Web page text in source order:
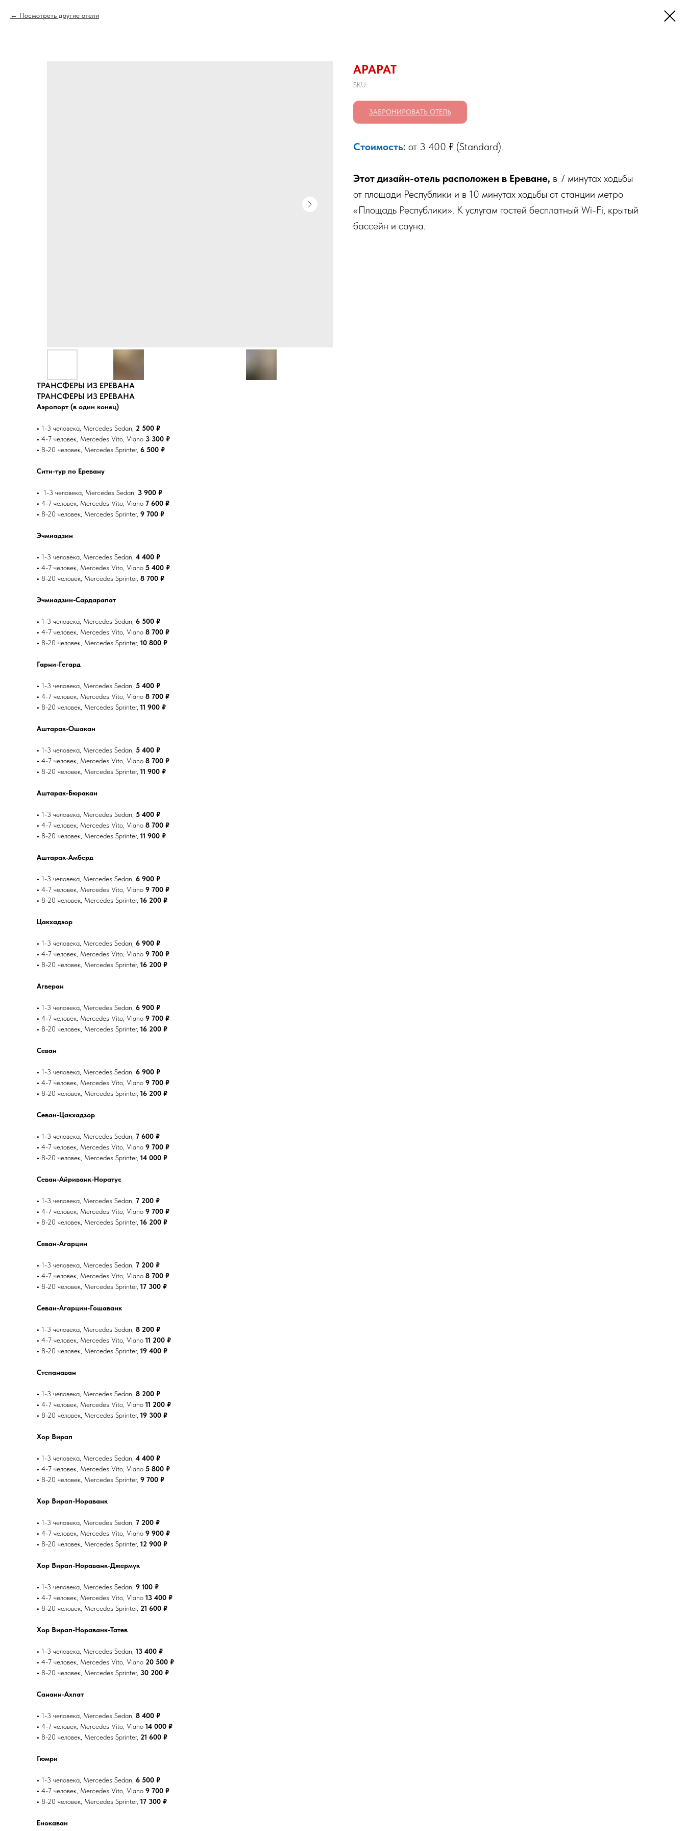
Посмотреть другие отели
АРАРАТ
SKU:
ЗАБРОНИРОВАТЬ ОТЕЛЬ
Стоимость: от 3 400 ₽ (Standard).
Этот дизайн-отель расположен в Ереване, в 7 минутах ходьбы
от площади Республики и в 10 минутах ходьбы от станции метро
«Площадь Республики». К услугам гостей бесплатный Wi-Fi, крытый
бассейн и сауна.
ТРАНСФЕРЫ ИЗ ЕРЕВАНА
ТРАНСФЕРЫ ИЗ ЕРЕВАНА
Аэропорт (в один конец)
• 1-3 человека, Mercedes Sedan, 2 500 ₽
• 4-7 человек, Mercedes Vito, Viano 3 300 ₽
• 8-20 человек, Mercedes Sprinter, 6 500 ₽
Сити-тур по Еревану
• 1-3 человека, Mercedes Sedan, 3 900 ₽
• 4-7 человек, Mercedes Vito, Viano 7 600 ₽
• 8-20 человек, Mercedes Sprinter, 9 700 ₽
Эчмиадзин
• 1-3 человека, Mercedes Sedan, 4 400 ₽
• 4-7 человек, Mercedes Vito, Viano 5 400 ₽
• 8-20 человек, Mercedes Sprinter, 8 700 ₽
Эчмиадзин-Сардарапат
• 1-3 человека, Mercedes Sedan, 6 500 ₽
• 4-7 человек, Mercedes Vito, Viano 8 700 ₽
• 8-20 человек, Mercedes Sprinter, 10 800 ₽
Гарни-Гегард
• 1-3 человека, Mercedes Sedan, 5 400 ₽
• 4-7 человек, Mercedes Vito, Viano 8 700 ₽
• 8-20 человек, Mercedes Sprinter, 11 900 ₽
Аштарак-Ошакан
• 1-3 человека, Mercedes Sedan, 5 400 ₽
• 4-7 человек, Mercedes Vito, Viano 8 700 ₽
• 8-20 человек, Mercedes Sprinter, 11 900 ₽
Аштарак-Бюракан
• 1-3 человека, Mercedes Sedan, 5 400 ₽
• 4-7 человек, Mercedes Vito, Viano 8 700 ₽
• 8-20 человек, Mercedes Sprinter, 11 900 ₽
Аштарак-Амберд
• 1-3 человека, Mercedes Sedan, 6 900 ₽
• 4-7 человек, Mercedes Vito, Viano 9 700 ₽
• 8-20 человек, Mercedes Sprinter, 16 200 ₽
Цакхадзор
• 1-3 человека, Mercedes Sedan, 6 900 ₽
• 4-7 человек, Mercedes Vito, Viano 9 700 ₽
• 8-20 человек, Mercedes Sprinter, 16 200 ₽
Агверан
• 1-3 человека, Mercedes Sedan, 6 900 ₽
• 4-7 человек, Mercedes Vito, Viano 9 700 ₽
• 8-20 человек, Mercedes Sprinter, 16 200 ₽
Севан
• 1-3 человека, Mercedes Sedan, 6 900 ₽
• 4-7 человек, Mercedes Vito, Viano 9 700 ₽
• 8-20 человек, Mercedes Sprinter, 16 200 ₽
Севан-Цакхадзор
• 1-3 человека, Mercedes Sedan, 7 600 ₽
• 4-7 человек, Mercedes Vito, Viano 9 700 ₽
• 8-20 человек, Mercedes Sprinter, 14 000 ₽
Севан-Айриванк-Норатус
• 1-3 человека, Mercedes Sedan, 7 200 ₽
• 4-7 человек, Mercedes Vito, Viano 9 700 ₽
• 8-20 человек, Mercedes Sprinter, 16 200 ₽
Севан-Агарцин
• 1-3 человека, Mercedes Sedan, 7 200 ₽
• 4-7 человек, Mercedes Vito, Viano 8 700 ₽
• 8-20 человек, Mercedes Sprinter, 17 300 ₽
Севан-Агарцин-Гошаванк
• 1-3 человека, Mercedes Sedan, 8 200 ₽
• 4-7 человек, Mercedes Vito, Viano 11 200 ₽
• 8-20 человек, Mercedes Sprinter, 19 400 ₽
Степанаван
• 1-3 человека, Mercedes Sedan, 8 200 ₽
• 4-7 человек, Mercedes Vito, Viano 11 200 ₽
• 8-20 человек, Mercedes Sprinter, 19 300 ₽
Хор Вирап
• 1-3 человека, Mercedes Sedan, 4 400 ₽
• 4-7 человек, Mercedes Vito, Viano 5 800 ₽
• 8-20 человек, Mercedes Sprinter, 9 700 ₽
Хор Вирап-Нораванк
• 1-3 человека, Mercedes Sedan, 7 200 ₽
• 4-7 человек, Mercedes Vito, Viano 9 900 ₽
• 8-20 человек, Mercedes Sprinter, 12 900 ₽
Хор Вирап-Нораванк-Джермук
• 1-3 человека, Mercedes Sedan, 9 100 ₽
• 4-7 человек, Mercedes Vito, Viano 13 400 ₽
• 8-20 человек, Mercedes Sprinter, 21 600 ₽
Хор Вирап-Нораванк-Татев
• 1-3 человека, Mercedes Sedan, 13 400 ₽
• 4-7 человек, Mercedes Vito, Viano 20 500 ₽
• 8-20 человек, Mercedes Sprinter, 30 200 ₽
Санаин-Ахпат
• 1-3 человека, Mercedes Sedan, 8 400 ₽
• 4-7 человек, Mercedes Vito, Viano 14 000 ₽
• 8-20 человек, Mercedes Sprinter, 21 600 ₽
Гюмри
• 1-3 человека, Mercedes Sedan, 6 500 ₽
• 4-7 человек, Mercedes Vito, Viano 9 700 ₽
• 8-20 человек, Mercedes Sprinter, 17 300 ₽
Енокаван